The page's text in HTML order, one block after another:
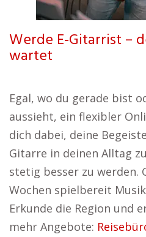
Werde E-Gitarrist –
wartet
Egal, wo du gerade bist
aussieht, ein flexibler
dich dabei, deine
Gitarre in deinen Alltag
stetig besser zu werden.
Wochen spielbereit
Erkunde die Region und
mehr Angebote: